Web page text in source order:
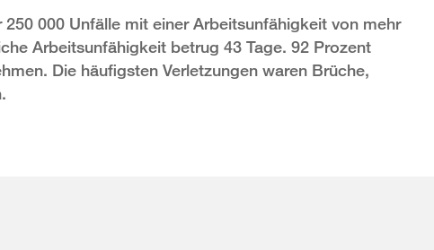
000 Unfälle mit einer Arbeitsunfähigkeit von mehr
Arbeitsunfähigkeit betrug 43 Tage. 92 Prozent
Die häufigsten Verletzungen waren Brüche,